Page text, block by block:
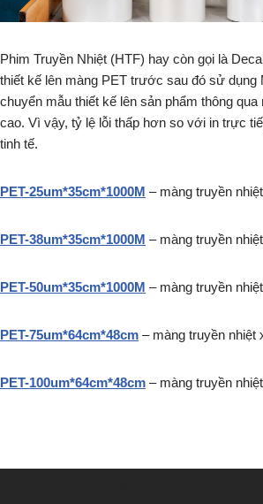
Phim Truyền Nhiệt (HTF) hay còn gọi là
thiết kế lên màng PET trước sau đó sử dụng
chuyển mẫu thiết kế lên sản phẩm thông qua
cao. Vì vậy, tỷ lệ lỗi thấp hơn so với in trực
tinh tế.
PET-25um*35cm*1000M – màng truyền
PET-38um*35cm*1000M – màng truyền
PET-50um*35cm*1000M – màng truyền
PET-75um*64cm*48cm – màng truyền nhiệt
PET-100um*64cm*48cm – màng truyền